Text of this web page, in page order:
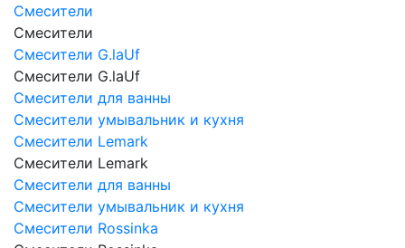
Смесители
Смесители
Смесители G.laUf
Смесители G.laUf
Смесители для ванны
Смесители умывальник и кухня
Смесители Lemark
Смесители Lemark
Смесители для ванны
Смесители умывальник и кухня
Смесители Rossinka